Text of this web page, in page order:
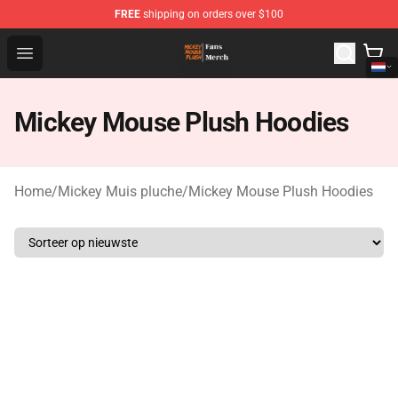
FREE shipping on orders over $100
Open menu
Mickey Mouse Plush Shop - The Best Store of Mickey
Mickey Mouse Plush Hoodies
Home/Mickey Muis pluche/Mickey Mouse Plush Hoodies